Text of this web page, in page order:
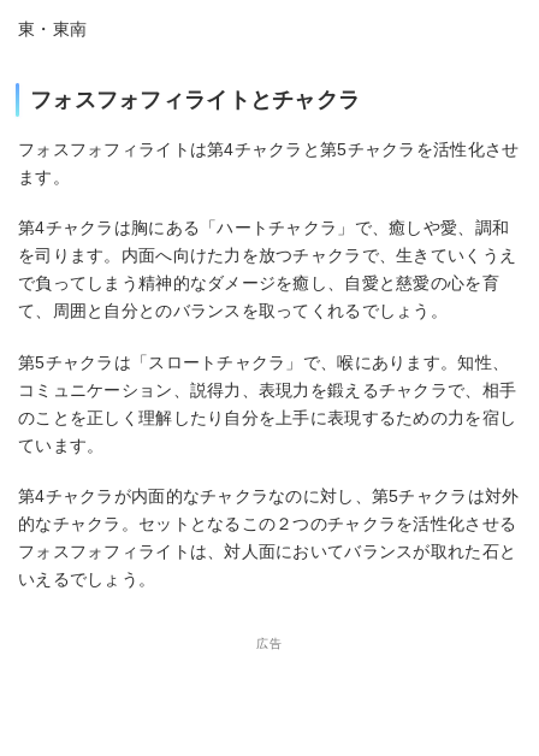
東・東南
フォスフォフィライトとチャクラ
フォスフォフィライトは第4チャクラと第5チャクラを活性化させ
ます。
第4チャクラは胸にある「ハートチャクラ」で、癒しや愛、調和
を司ります。内面へ向けた力を放つチャクラで、生きていくうえ
で負ってしまう精神的なダメージを癒し、自愛と慈愛の心を育
て、周囲と自分とのバランスを取ってくれるでしょう。
第5チャクラは「スロートチャクラ」で、喉にあります。知性、
コミュニケーション、説得力、表現力を鍛えるチャクラで、相手
のことを正しく理解したり自分を上手に表現するための力を宿し
ています。
第4チャクラが内面的なチャクラなのに対し、第5チャクラは対外
的なチャクラ。セットとなるこの２つのチャクラを活性化させる
フォスフォフィライトは、対人面においてバランスが取れた石と
いえるでしょう。
広告